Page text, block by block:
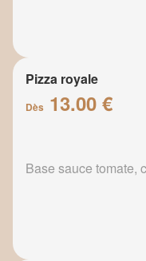
Pizza royale
Dès 13.00 €
Base sauce tomate,